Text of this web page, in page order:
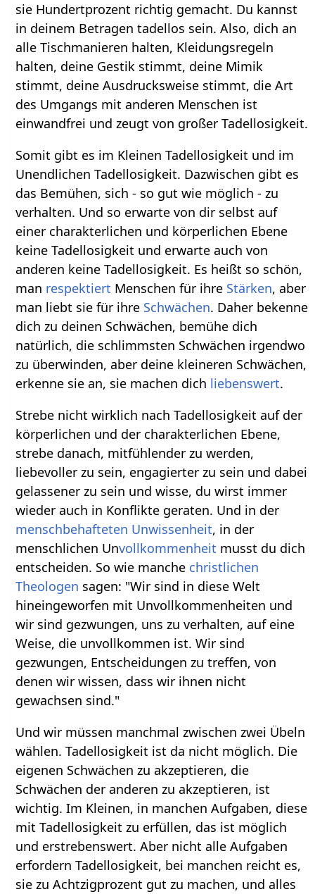
sie Hundertprozent richtig gemacht. Du kannst
in deinem Betragen tadellos sein. Also, dich an
alle Tischmanieren halten, Kleidungsregeln
halten, deine Gestik stimmt, deine Mimik
stimmt, deine Ausdrucksweise stimmt, die Art
des Umgangs mit anderen Menschen ist
einwandfrei und zeugt von großer Tadellosigkeit.
Somit gibt es im Kleinen Tadellosigkeit und im
Unendlichen Tadellosigkeit. Dazwischen gibt es
das Bemühen, sich - so gut wie möglich - zu
verhalten. Und so erwarte von dir selbst auf
einer charakterlichen und körperlichen Ebene
keine Tadellosigkeit und erwarte auch von
anderen keine Tadellosigkeit. Es heißt so schön,
man respektiert Menschen für ihre Stärken, aber
man liebt sie für ihre Schwächen. Daher bekenne
dich zu deinen Schwächen, bemühe dich
natürlich, die schlimmsten Schwächen irgendwo
zu überwinden, aber deine kleineren Schwächen,
erkenne sie an, sie machen dich liebenswert.
Strebe nicht wirklich nach Tadellosigkeit auf der
körperlichen und der charakterlichen Ebene,
strebe danach, mitfühlender zu werden,
liebevoller zu sein, engagierter zu sein und dabei
gelassener zu sein und wisse, du wirst immer
wieder auch in Konflikte geraten. Und in der
menschbehafteten Unwissenheit, in der
menschlichen Unvollkommenheit musst du dich
entscheiden. So wie manche christlichen
Theologen sagen: "Wir sind in diese Welt
hineingeworfen mit Unvollkommenheiten und
wir sind gezwungen, uns zu verhalten, auf eine
Weise, die unvollkommen ist. Wir sind
gezwungen, Entscheidungen zu treffen, von
denen wir wissen, dass wir ihnen nicht
gewachsen sind."
Und wir müssen manchmal zwischen zwei Übeln
wählen. Tadellosigkeit ist da nicht möglich. Die
eigenen Schwächen zu akzeptieren, die
Schwächen der anderen zu akzeptieren, ist
wichtig. Im Kleinen, in manchen Aufgaben, diese
mit Tadellosigkeit zu erfüllen, das ist möglich
und erstrebenswert. Aber nicht alle Aufgaben
erfordern Tadellosigkeit, bei manchen reicht es,
sie zu Achtzigprozent gut zu machen, und alles